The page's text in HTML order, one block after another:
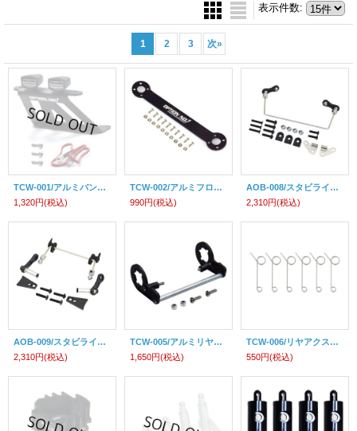
表示件数:
1 2 3 次»
TCW-001/アルミバンパー・フォグ2灯LED付/CW-01用
1,320円(税込)
TCW-002/アルミフロントタワーバー /CW-01用
990円(税込)
AOB-008/スタビライザーセット フロント/CW-01用
2,310円(税込)
AOB-009/スタビライザーセットリヤ /CW-01用
2,310円(税込)
TCW-005/アルミリヤーダンパーロアマウント/CW-01用
1,650円(税込)
TCW-006/リヤアクスルスプリング/CW-01用
550円(税込)